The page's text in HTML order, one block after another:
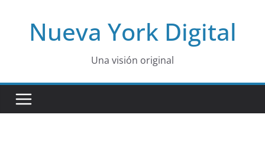
contentNueva York Digital
Una visión original